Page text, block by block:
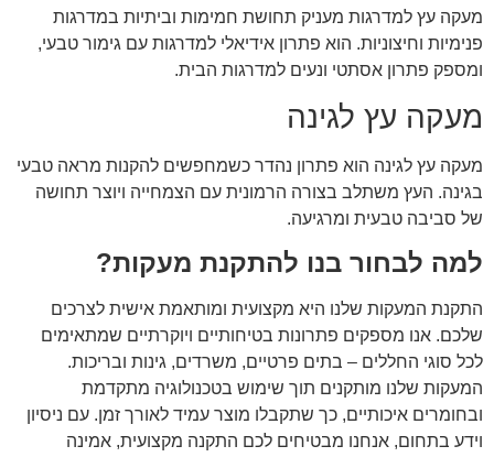
מעקה עץ למדרגות מעניק תחושת חמימות וביתיות במדרגות
פנימיות וחיצוניות. הוא פתרון אידיאלי למדרגות עם גימור טבעי,
ומספק פתרון אסתטי ונעים למדרגות הבית.
מעקה עץ לגינה
מעקה עץ לגינה הוא פתרון נהדר כשמחפשים להקנות מראה טבעי
בגינה. העץ משתלב בצורה הרמונית עם הצמחייה ויוצר תחושה
של סביבה טבעית ומרגיעה.
למה לבחור בנו להתקנת מעקות?
התקנת המעקות שלנו היא מקצועית ומותאמת אישית לצרכים
שלכם. אנו מספקים פתרונות בטיחותיים ויוקרתיים שמתאימים
לכל סוגי החללים – בתים פרטיים, משרדים, גינות ובריכות.
המעקות שלנו מותקנים תוך שימוש בטכנולוגיה מתקדמת
ובחומרים איכותיים, כך שתקבלו מוצר עמיד לאורך זמן. עם ניסיון
וידע בתחום, אנחנו מבטיחים לכם התקנה מקצועית, אמינה